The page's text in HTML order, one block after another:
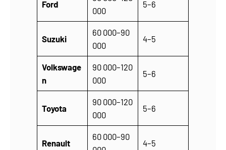
Ford
000
5–6
Suzuki
60 000–90
000
4–5
Volkswage
n
90 000–120
000
5–6
Toyota
90 000–120
000
5–6
Renault
60 000–90
4–5